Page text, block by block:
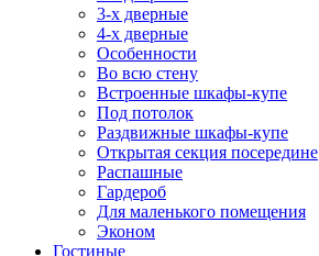
3-х дверные
4-х дверные
Особенности
Во всю стену
Встроенные шкафы-купе
Под потолок
Раздвижные шкафы-купе
Открытая секция посередине
Распашные
Гардероб
Для маленького помещения
Эконом
Гостиные